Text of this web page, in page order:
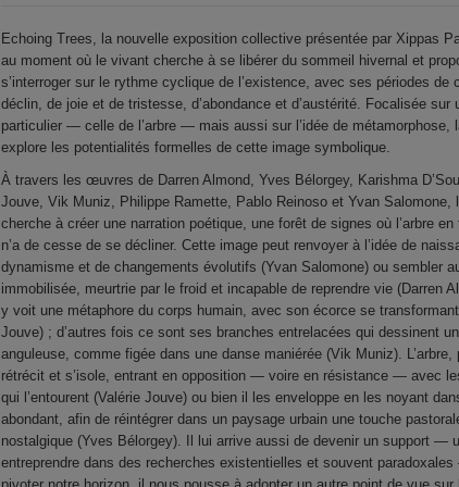
Echoing Trees, la nouvelle exposition collective présentée par Xippas
au moment où le vivant cherche à se libérer du sommeil hivernal et
s’interroger sur le rythme cyclique de l’existence, avec ses périodes de
déclin, de joie et de tristesse, d’abondance et d’austérité. Focalisée sur
particulier — celle de l’arbre — mais aussi sur l’idée de métamorphose,
explore les potentialités formelles de cette image symbolique.
À travers les œuvres de Darren Almond, Yves Bélorgey, Karishma
Jouve, Vik Muniz, Philippe Ramette, Pablo Reinoso et Yvan Salomone,
cherche à créer une narration poétique, une forêt de signes où l’arbre
n’a de cesse de se décliner. Cette image peut renvoyer à l’idée de
dynamisme et de changements évolutifs (Yvan Salomone) ou sembler
immobilisée, meurtrie par le froid et incapable de reprendre vie (Darren
y voit une métaphore du corps humain, avec son écorce se
Jouve) ; d’autres fois ce sont ses branches entrelacées qui dessinent
anguleuse, comme figée dans une danse maniérée (Vik Muniz).
rétrécit et s’isole, entrant en opposition — voire en résistance — avec
qui l’entourent (Valérie Jouve) ou bien il les enveloppe en les noyant
abondant, afin de réintégrer dans un paysage urbain une touche
nostalgique (Yves Bélorgey). Il lui arrive aussi de devenir un support —
entreprendre dans des recherches existentielles et souvent